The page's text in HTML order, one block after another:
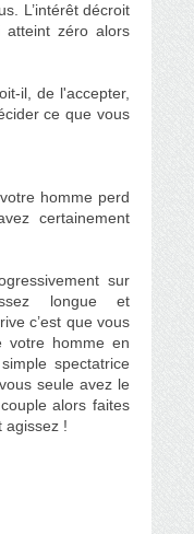
L’intérêt décroit
zéro alors
il, de l'accepter,
ce que vous
homme perd
certainement
sur
longue et
c’est que vous
votre homme en
spectatrice
seule avez le
alors faites
agissez !